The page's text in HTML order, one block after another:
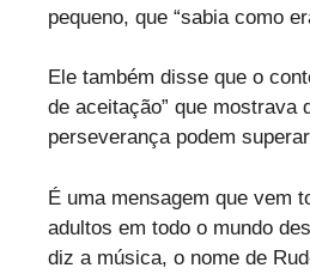
pequeno, que “sabia como
Ele também disse que o
de aceitação” que mostrava
perseverança podem
É uma mensagem que vem
adultos em todo o mundo
diz a música, o nome de